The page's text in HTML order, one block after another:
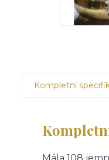
Kompletní